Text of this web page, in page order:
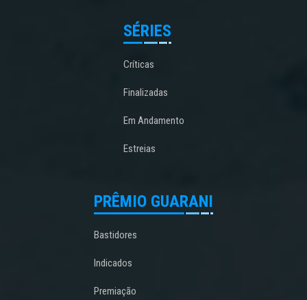
SÉRIES
Críticas
Finalizadas
Em Andamento
Estreias
PRÊMIO GUARANI
Bastidores
Indicados
Premiação